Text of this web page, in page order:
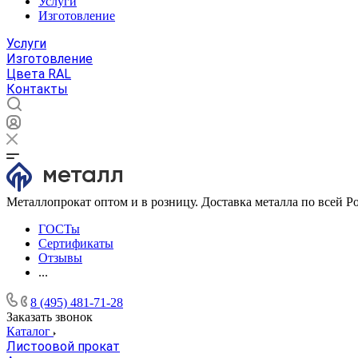
Изготовление
Услуги
Изготовление
Цвета RAL
Контакты
Металлопрокат оптом и в розницу. Доставка металла по всей
ГОСТы
Сертификаты
Отзывы
...
8 (495) 481-71-28
Заказать звонок
Каталог
Листоовой прокат